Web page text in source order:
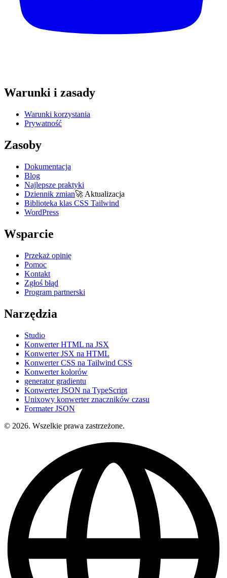
Warunki i zasady
Warunki korzystania
Prywatność
Zasoby
Dokumentacja
Blog
Najlepsze praktyki
Dziennik zmian🚀 Aktualizacja
Biblioteka klas CSS Tailwind
WordPress
Wsparcie
Przekaż opinię
Pomoc
Kontakt
Zgłoś błąd
Program partnerski
Narzędzia
Studio
Konwerter HTML na JSX
Konwerter JSX na HTML
Konwerter CSS na Tailwind CSS
Konwerter kolorów
generator gradientu
Konwerter JSON na TypeScript
Unixowy konwerter znaczników czasu
Formater JSON
© 2026. Wszelkie prawa zastrzeżone.